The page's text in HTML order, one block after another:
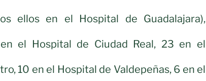
ellos en el Hospital de Guadalajara),
el Hospital de Ciudad Real, 23 en el
10 en el Hospital de Valdepeñas, 6 en el